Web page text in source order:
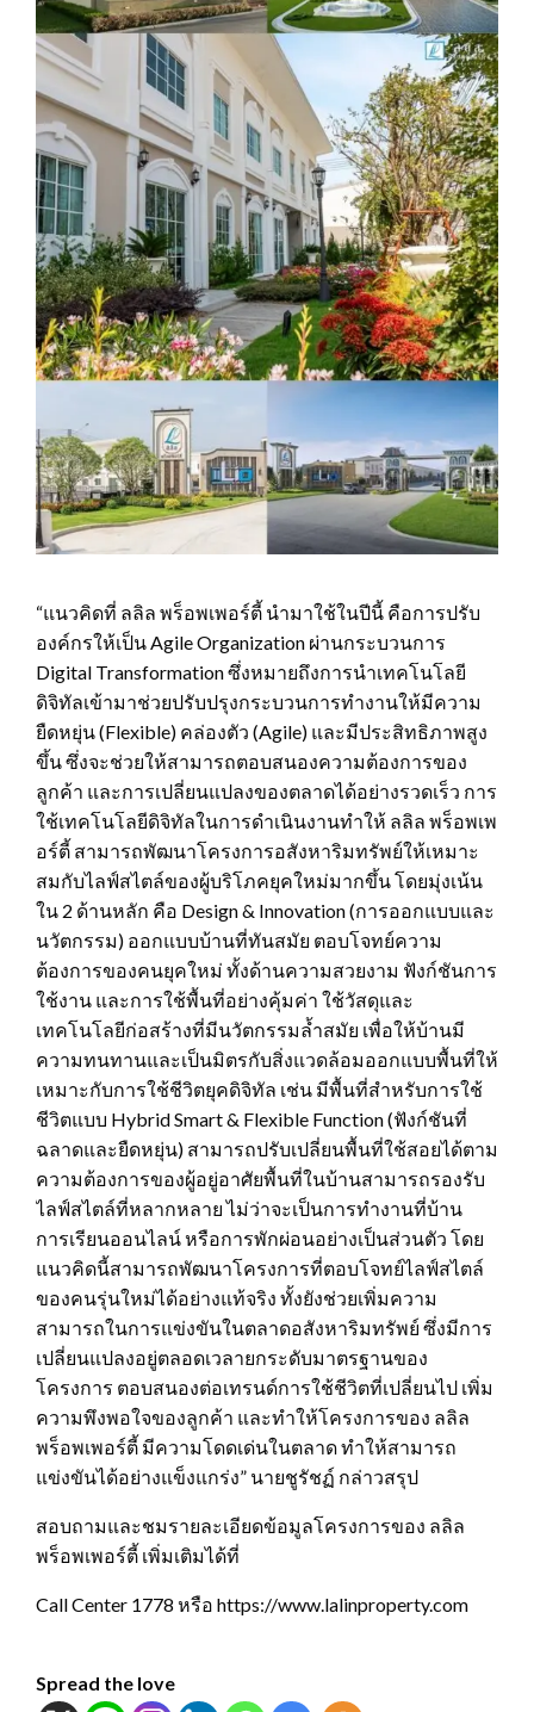
“แนวคิดที่ ลลิล พร็อพเพอร์ตี้ นำมาใช้ในปีนี้ คือการปรับ
องค์กรให้เป็น Agile Organization ผ่านกระบวนการ
Digital Transformation ซึ่งหมายถึงการนำเทคโนโลยี
ดิจิทัลเข้ามาช่วยปรับปรุงกระบวนการทำงานให้มีความ
ยืดหยุ่น (Flexible) คล่องตัว (Agile) และมีประสิทธิภาพสูง
ขึ้น ซึ่งจะช่วยให้สามารถตอบสนองความต้องการของ
ลูกค้า และการเปลี่ยนแปลงของตลาดได้อย่างรวดเร็ว การ
ใช้เทคโนโลยีดิจิทัลในการดำเนินงานทำให้ ลลิล พร็อพเพ
อร์ตี้ สามารถพัฒนาโครงการอสังหาริมทรัพย์ให้เหมาะ
สมกับไลฟ์สไตล์ของผู้บริโภคยุคใหม่มากขึ้น โดยมุ่งเน้น
ใน 2 ด้านหลัก คือ Design & Innovation (การออกแบบและ
นวัตกรรม) ออกแบบบ้านที่ทันสมัย ตอบโจทย์ความ
ต้องการของคนยุคใหม่ ทั้งด้านความสวยงาม ฟังก์ชันการ
ใช้งาน และการใช้พื้นที่อย่างคุ้มค่า ใช้วัสดุและ
เทคโนโลยีก่อสร้างที่มีนวัตกรรมล้ำสมัย เพื่อให้บ้านมี
ความทนทานและเป็นมิตรกับสิ่งแวดล้อมออกแบบพื้นที่ให้
เหมาะกับการใช้ชีวิตยุคดิจิทัล เช่น มีพื้นที่สำหรับการใช้
ชีวิตแบบ Hybrid Smart & Flexible Function (ฟังก์ชันที่
ฉลาดและยืดหยุ่น) สามารถปรับเปลี่ยนพื้นที่ใช้สอยได้ตาม
ความต้องการของผู้อยู่อาศัยพื้นที่ในบ้านสามารถรองรับ
ไลฟ์สไตล์ที่หลากหลาย ไม่ว่าจะเป็นการทำงานที่บ้าน
การเรียนออนไลน์ หรือการพักผ่อนอย่างเป็นส่วนตัว โดย
แนวคิดนี้สามารถพัฒนาโครงการที่ตอบโจทย์ไลฟ์สไตล์
ของคนรุ่นใหม่ได้อย่างแท้จริง ทั้งยังช่วยเพิ่มความ
สามารถในการแข่งขันในตลาดอสังหาริมทรัพย์ ซึ่งมีการ
เปลี่ยนแปลงอยู่ตลอดเวลายกระดับมาตรฐานของ
โครงการ ตอบสนองต่อเทรนด์การใช้ชีวิตที่เปลี่ยนไป เพิ่ม
ความพึงพอใจของลูกค้า และทำให้โครงการของ ลลิล
พร็อพเพอร์ตี้ มีความโดดเด่นในตลาด ทำให้สามารถ
แข่งขันได้อย่างแข็งแกร่ง” นายชูรัชฏ์ กล่าวสรุป
สอบถามและชมรายละเอียดข้อมูลโครงการของ ลลิล
พร็อพเพอร์ตี้ เพิ่มเติมได้ที่
Call Center 1778 หรือ https://www.lalinproperty.com
Spread the love